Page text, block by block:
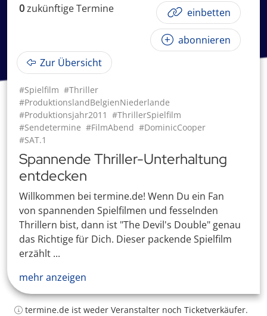
0zukünftigeTermine einbetten
abonnieren
Zur Übersicht
#Spielfilm #Thriller
#ProduktionslandBelgienNiederlande
#Produktionsjahr2011 #ThrillerSpielfilm
#Sendetermine #FilmAbend #DominicCooper
#SAT.1
Spannende Thriller-Unterhaltung
entdecken
Willkommen bei termine.de! Wenn Du ein Fan
von spannenden Spielfilmen und fesselnden
Thrillern bist, dann ist "The Devil's Double" genau
das Richtige für Dich. Dieser packende Spielfilm
erzählt ...
mehr anzeigen
termine.de ist weder Veranstalter noch Ticketverkäufer.